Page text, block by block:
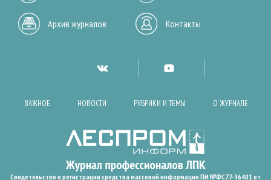
Архив журналов Контакты
ВАЖНОЕ НОВОСТИ РУБРИКИ И ТЕМЫ О ЖУРНАЛЕ
Свидетельство о регистрации средства массовой информации ПИ №ФС77-36401 от